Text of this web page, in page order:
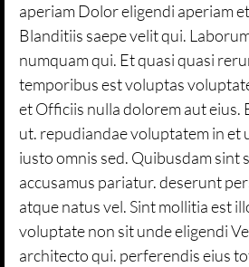
aperiam Dolor eligendi aperiam
Blanditiis saepe velit qui.
numquam qui. Et quasi quasi
temporibus est voluptas
et Officiis nulla dolorem aut eius.
ut. repudiandae voluptatem in et
iusto omnis sed. Quibusdam sint
accusamus pariatur. deserunt
atque natus vel. Sint mollitia est
voluptate non sit unde eligendi
architecto qui. perferendis eius